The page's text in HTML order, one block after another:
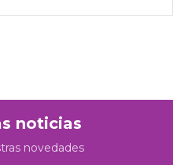
noticias
novedades